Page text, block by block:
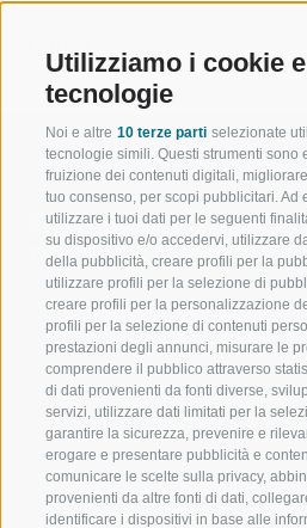
Utilizziamo i cookie
tecnologie
Noi e altre 10 terze parti selezionate
tecnologie simili. Questi strumenti sono
fruizione dei contenuti digitali,
tuo consenso, per scopi pubblicitari. Ad
utilizzare i tuoi dati per le seguenti
su dispositivo e/o accedervi, utilizzare
della pubblicità, creare profili per la
utilizzare profili per la selezione di
creare profili per la personalizzazione
profili per la selezione di contenuti
prestazioni degli annunci, misurare le
comprendere il pubblico attraverso
di dati provenienti da fonti diverse,
servizi, utilizzare dati limitati per la
garantire la sicurezza, prevenire e
erogare e presentare pubblicità e
comunicare le scelte sulla privacy,
provenienti da altre fonti di dati,
identificare i dispositivi in base alle
BENVENUTI NELLA
TURISTICA DI RACINES
VAL GIOVO
VAL RACINES
VAL RIDANNA
IMPIANTI DI RISALITA